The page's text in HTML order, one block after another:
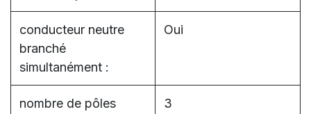
conducteur neutre
branché
simultanément :
Oui
nombre de pôles
3